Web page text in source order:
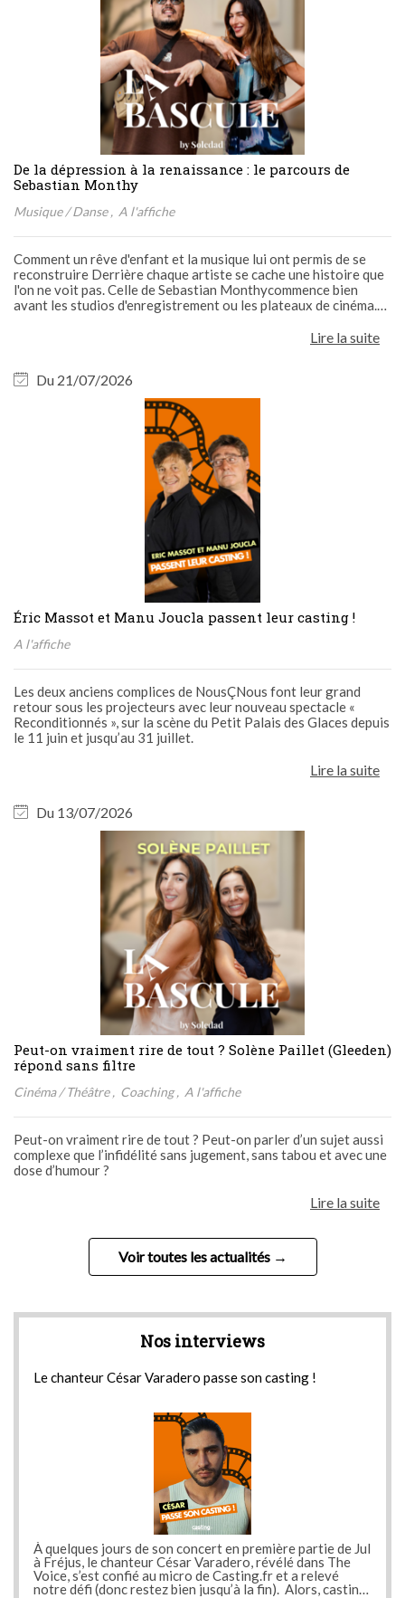
De la dépression à la renaissance : le parcours de
Sebastian Monthy
Musique / Danse A l'affiche
Comment un rêve d'enfant et la musique lui ont permis de se
reconstruire Derrière chaque artiste se cache une histoire que
l'on ne voit pas. Celle de Sebastian Monthycommence bien
avant les studios d'enregistrement ou les plateaux de cinéma.
Lire la suite
Du 21/07/2026
Éric Massot et Manu Joucla passent leur casting !
A l'affiche
Les deux anciens complices de NousÇNous font leur grand
retour sous les projecteurs avec leur nouveau spectacle «
Reconditionnés », sur la scène du Petit Palais des Glaces depuis
le 11 juin et jusqu’au 31 juillet.
Lire la suite
Du 13/07/2026
Peut-on vraiment rire de tout ? Solène Paillet (Gleeden)
répond sans filtre
Cinéma / Théâtre Coaching A l'affiche
Peut-on vraiment rire de tout ? Peut-on parler d’un sujet aussi
complexe que l’infidélité sans jugement, sans tabou et avec une
dose d’humour ?
Lire la suite
Voir toutes les actualités
Nos interviews
Le chanteur César Varadero passe son casting !
À quelques jours de son concert en première partie de Jul
à Fréjus, le chanteur César Varadero, révélé dans The
Voice, s’est confié au micro de Casting.fr et a relevé
notre défi (donc restez bien jusqu’à la fin). Alors, casting